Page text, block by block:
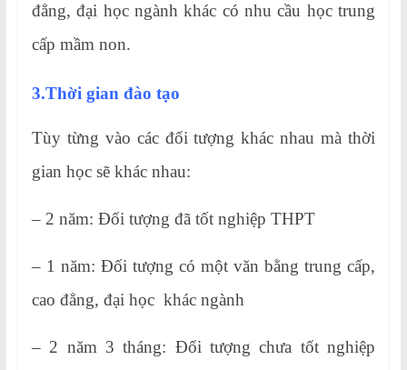
đẳng, đại học ngành khác có nhu cầu học trung
cấp mầm non.
3.Thời gian đào tạo
Tùy từng vào các đối tượng khác nhau mà thời
gian học sẽ khác nhau:
– 2 năm: Đối tượng đã tốt nghiệp THPT
– 1 năm: Đối tượng có một văn bằng trung cấp,
cao đẳng, đại học khác ngành
– 2 năm 3 tháng: Đối tượng chưa tốt nghiệp